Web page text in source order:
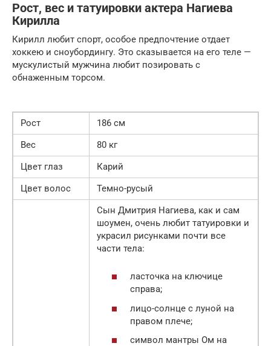
Рост, вес и татуировки актера Нагиева
Кирилла
Кирилл любит спорт, особое предпочтение отдает
хоккею и сноубордингу. Это сказывается на его теле —
мускулистый мужчина любит позировать с
обнаженным торсом.
Рост
186 см
Вес
80 кг
Цвет глаз
Карий
Цвет волос
Темно-русый
Сын Дмитрия Нагиева, как и сам
шоумен, очень любит татуировки и
украсил рисунками почти все
части тела:
ласточка на ключице
справа;
лицо-солнце с луной на
правом плече;
символ мантры Ом на